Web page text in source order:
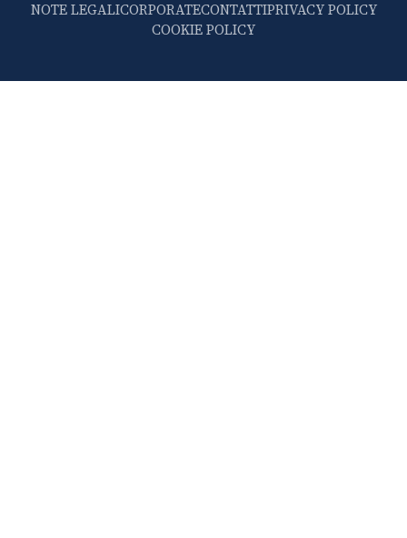
NOTE LEGALICORPORATECONTATTIPRIVACY POLICY
COOKIE POLICY